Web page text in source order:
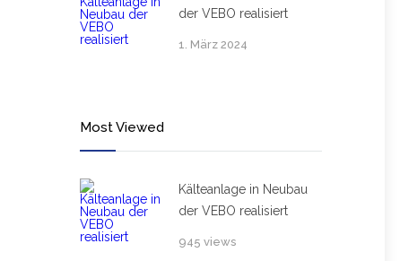
der VEBO realisiert
1. März 2024
Most Viewed
Kälteanlage in Neubau
der VEBO realisiert
945 views